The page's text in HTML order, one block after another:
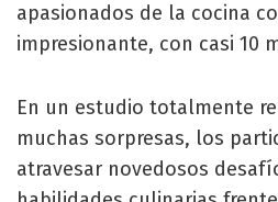
apasionados de la cocina
impresionante, con casi 10
En un estudio totalmente
muchas sorpresas, los
atravesar novedosos